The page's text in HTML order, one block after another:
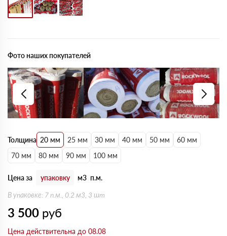
Толщина 20 мм 25 мм 30 мм 40 мм 50 мм
60 мм
70 мм
80 мм 90 мм 100 мм
Цена за упаковку м3 п.м.
В упаковке: 7 п.м., 0.2 м3, 3 шт
3 500 руб
Цена действительна до 08.08
Фото наших покупателей